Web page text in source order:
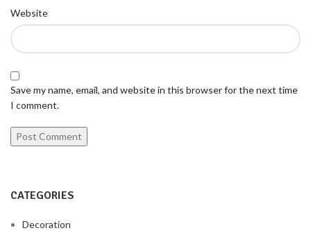
Website
Save my name, email, and website in this browser for the next time
I comment.
CATEGORIES
Decoration